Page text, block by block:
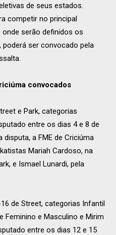
de seus estados.
competir no principal
serão definidos os
poderá ser convocado pela
convocados
e Park, categorias
entre os dias 4 e 8 de
disputa, a FME de Criciúma
Mariah Cardoso, na
e Ismael Lunardi, pela
de Street, categorias Infantil
Feminino e Masculino e Mirim
entre os dias 12 e 15